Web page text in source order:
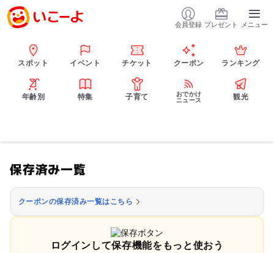
会員登録 プレゼント メニュー
スポット イベント チケット クーポン ランキング
年齢別 特集 子育て
おでかけ
ニュース
観光
保存済み一覧
クーポンの保存済み一覧はこちら
ログインして保存機能をもっと使おう